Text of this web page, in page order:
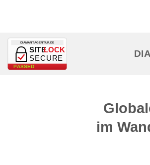
DIAMANTAGENTUR.DE
SITELOCK
SECURE
PASSED
im